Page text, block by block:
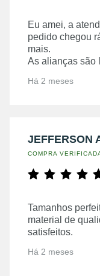
Eu amei, a
pedido chegou
mais.
As alianças são
Há 2 meses
JEFFERSON
COMPRA
Tamanhos
material de
satisfeitos.
Há 2 meses